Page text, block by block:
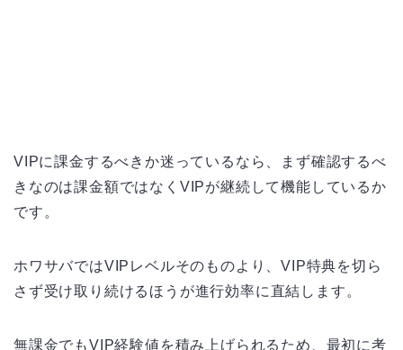
VIPに課金するべきか迷っているなら、まず確認するべ
きなのは課金額ではなくVIPが継続して機能しているか
です。
ホワサバではVIPレベルそのものより、VIP特典を切ら
さず受け取り続けるほうが進行効率に直結します。
無課金でもVIP経験値を積み上げられるため、最初に考